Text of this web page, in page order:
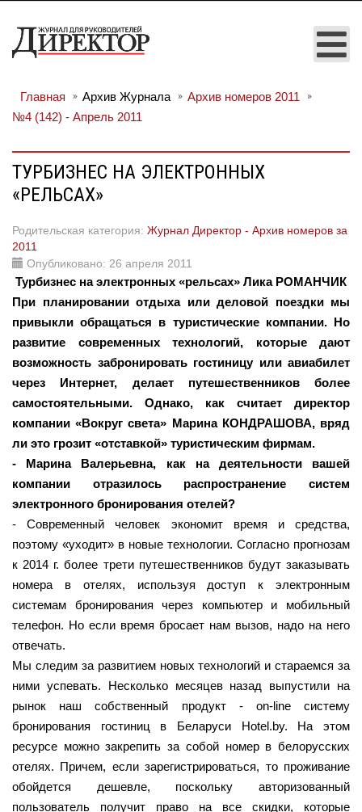
Главная Архив Журнала
Архив номеров 2011
№4 (142) - Апрель 2011
ТУРБИЗНЕС НА ЭЛЕКТРОННЫХ
«РЕЛЬСАХ»
Родительская категория: Журнал Директор - Архив номеров за
2011
Опубликовано: 26 апреля 2011
Турбизнес на электронных «рельсах» Лика РОМАНЧИК
При планировании отдыха или деловой поездки мы
привыкли обращаться в туристические компании. Но
развитие современных технологий, которые дают
возможность забронировать гостиницу или авиабилет
через Интернет, делает путешественников более
самостоятельными. Однако, как считает директор
компании «Вокруг света» Марина КОНДРАШОВА, вряд
ли это грозит «отставкой» туристическим фирмам.
- Марина Валерьевна, как на деятельности вашей
компании отразилось распространение систем
электронного бронирования отелей?
- Современный человек экономит время и средства,
поэтому «уходит» в новые технологии. Согласно прогнозам
к 2014 г. более трети путешественников будут заказывать
номера в отелях, используя доступ к электронным
системам бронирования через компьютер и мобильный
телефон. Но если время бросает нам вызов, надо на него
отвечать.
Мы следим за развитием новых технологий и стараемся за
ними успевать. Несколько месяцев назад выпустили на
рынок наш собственный продукт - on-line систему
бронирования гостиниц в Беларуси Hotel.by. На этом
ресурсе можно закрепить за собой номер в белорусских
отелях. Причем, если зарегистрироваться, то проживание
обойдется дешевле, поскольку авторизованный
пользователь получит право на все скидки, которые